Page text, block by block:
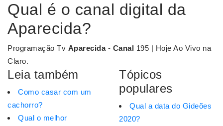
Qual é o canal digital da
Aparecida?
Programação Tv Aparecida- Canal 195 | Hoje Ao Vivo na
Claro.
Leia também
Como casar com um
cachorro?
Qual o melhor
Tópicos
populares
Qual a data do Gideões
2020?